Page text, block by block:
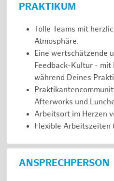
PRAKTIKUM
Tolle Teams mit
Atmosphäre.
Eine wertschätzende
Feedback-Kultur - mit
während Deines
Afterworks und
Arbeitsort im Herzen
Flexible Arbeitszeiten
ANSPRECHPERSON